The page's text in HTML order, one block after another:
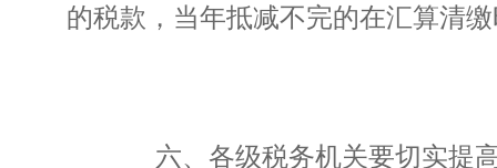
的税款，当年抵减不完的在汇算清
六、各级税务机关要切实提高